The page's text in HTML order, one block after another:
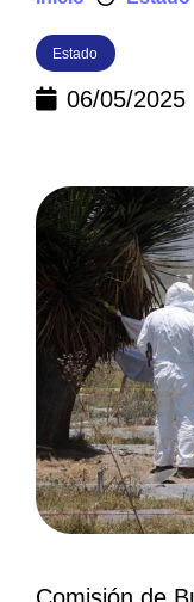
Estado
06/05/2025